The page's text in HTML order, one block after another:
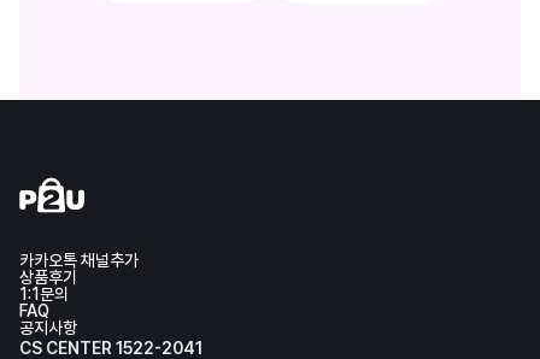
카카오톡 채널추가
상품후기
1:1문의
FAQ
공지사항
CS CENTER 1522-2041